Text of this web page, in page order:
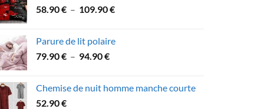
à
58.90€ – 109.90€Plage
58.90 €
Parure de lit polaire
79.90€ – 94.90€Plage
79.90 €
Chemise de nuit homme manche courte
52.90€